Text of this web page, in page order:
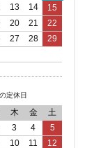
13 14
15
20 21
22
27 28
29
定休日
木 金
土
3 4
5
10 11
12